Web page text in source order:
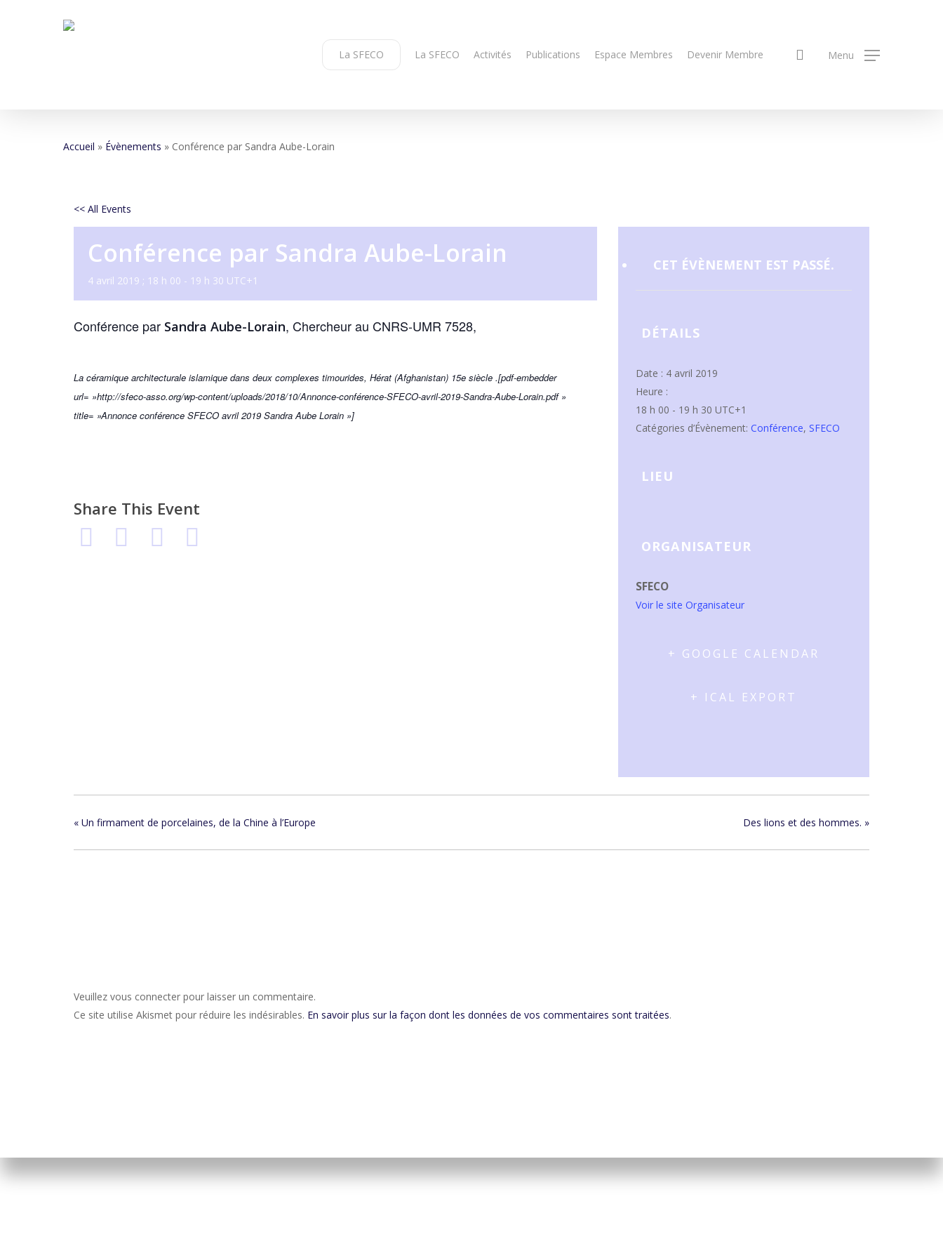
Hit enter to search or ESC to close
La SFECO La SFECO Activités Publications Espace Membres Devenir Membre search
Menu
Accueil » Évènements » Conférence par Sandra Aube-Lorain
<< All Events
Conférence par Sandra Aube-Lorain
4 avril 2019 ; 18 h 00 - 19 h 30 UTC+1
Conférence par Sandra Aube-Lorain, Chercheur au CNRS-UMR 7528,
La céramique architecturale islamique dans deux complexes timourides, Hérat (Afghanistan) 15e siècle .[pdf-embedder
url= »http://sfeco-asso.org/wp-content/uploads/2018/10/Annonce-conférence-SFECO-avril-2019-Sandra-Aube-Lorain.pdf »
title= »Annonce conférence SFECO avril 2019 Sandra Aube Lorain »]
Share This Event
CET ÉVÈNEMENT EST PASSÉ.
DÉTAILS
Date : 4 avril 2019
Heure :
18 h 00 - 19 h 30 UTC+1
Catégories d’Évènement: Conférence, SFECO
LIEU
ORGANISATEUR
SFECO
Voir le site Organisateur
+ GOOGLE CALENDAR
+ ICAL EXPORT
« Un firmament de porcelaines, de la Chine à l’Europe Des lions et des hommes. »
Veuillez vous connecter pour laisser un commentaire.
Ce site utilise Akismet pour réduire les indésirables. En savoir plus sur la façon dont les données de vos commentaires sont traitées.